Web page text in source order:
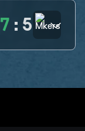
7 : 5